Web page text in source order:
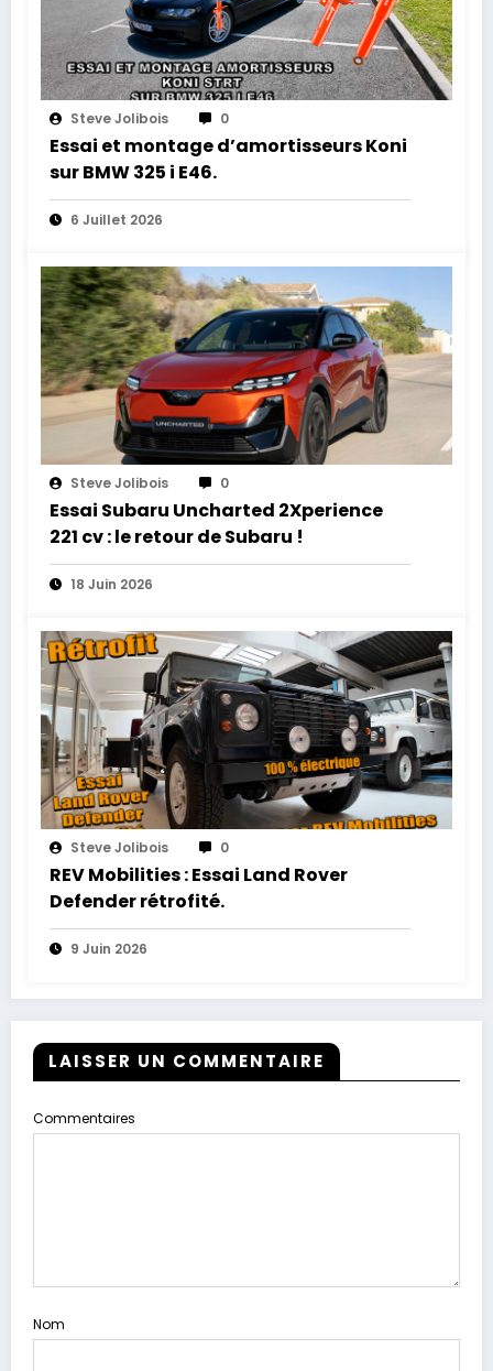
Steve Jolibois 0
Essai et montage d’amortisseurs Koni
sur BMW 325 i E46.
6 Juillet 2026
Steve Jolibois 0
Essai Subaru Uncharted 2Xperience
221 cv : le retour de Subaru !
18 Juin 2026
Steve Jolibois 0
REV Mobilities : Essai Land Rover
Defender rétrofité.
9 Juin 2026
LAISSER UN COMMENTAIRE
Commentaires
Nom